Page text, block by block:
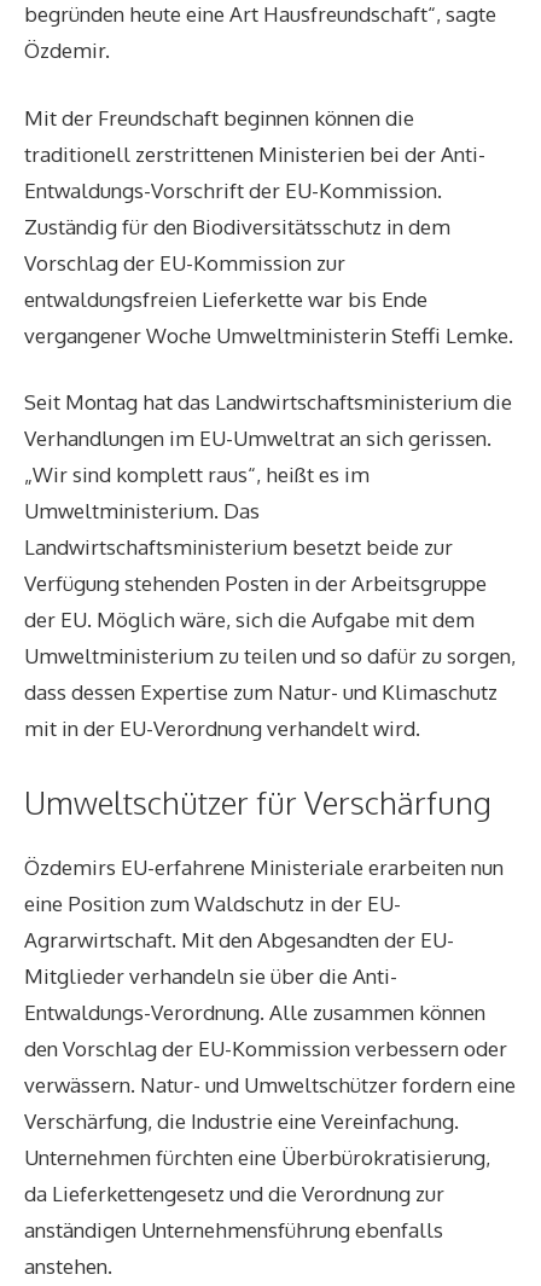
begründen heute eine Art Hausfreundschaft“, sagte
Özdemir.
Mit der Freundschaft beginnen können die
traditionell zerstrittenen Ministerien bei derAnti-
Entwaldungs-Vorschriftder EU-Kommission.
Zuständig für den Biodiversitätsschutz in dem
Vorschlag der EU-Kommission zur
entwaldungsfreien Lieferkette war bis Ende
vergangener Woche Umweltministerin Steffi Lemke.
Seit Montag hat das Landwirtschaftsministeriumdie
Verhandlungen im EU-Umweltrat an sich gerissen.
„Wir sind komplett raus“, heißt es im
Umweltministerium. Das
Landwirtschaftsministerium besetzt beide zur
Verfügung stehenden Posten in der Arbeitsgruppe
der EU. Möglich wäre, sich die Aufgabe mit dem
Umweltministerium zu teilen und so dafür zu sorgen,
dass dessen Expertise zum Natur- und Klimaschutz
mit in der EU-Verordnung verhandelt wird.
Umweltschützer für Verschärfung
Özdemirs EU-erfahrene Ministeriale erarbeiten nun
eine Position zum Waldschutz in der EU-
Agrarwirtschaft. Mit den Abgesandten der EU-
Mitglieder verhandeln sie über die Anti-
Entwaldungs-Verordnung. Alle zusammen können
den Vorschlag der EU-Kommission verbessern oder
verwässern. Natur- und Umweltschützer fordern eine
Verschärfung, die Industrie eine Vereinfachung.
Unternehmen fürchten eine Überbürokratisierung,
da Lieferkettengesetz und die Verordnung zur
anständigen Unternehmensführung ebenfalls
anstehen.